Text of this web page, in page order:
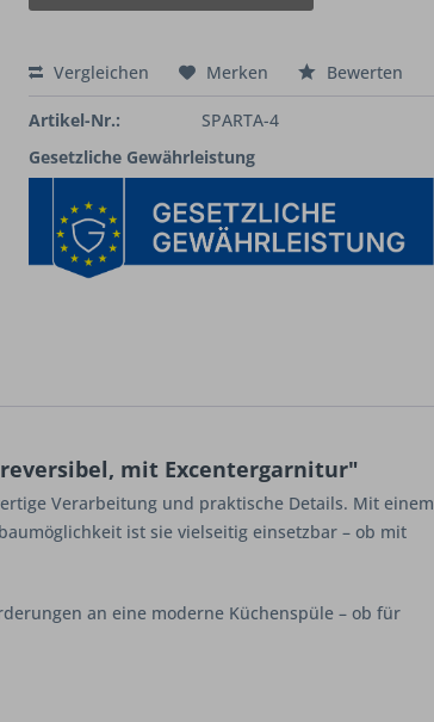
Vergleichen Merken Bewerten
Artikel-Nr.:
SPARTA-4
Gesetzliche Gewährleistung
reversibel, mit Excentergarnitur"
Verarbeitung und praktische Details. Mit einem
ist sie vielseitig einsetzbar – ob mit
an eine moderne Küchenspüle – ob für